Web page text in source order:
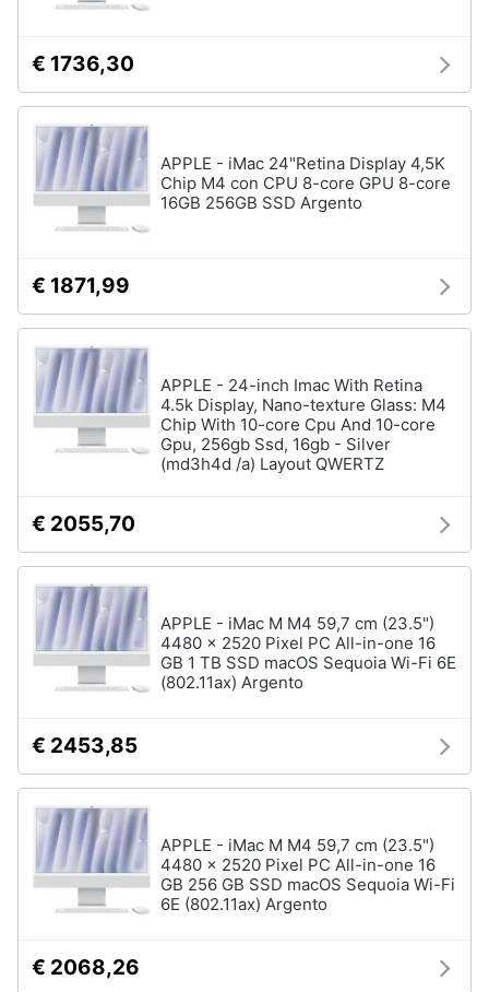
€ 1736,30
APPLE - iMac 24"Retina Display 4,5K
Chip M4 con CPU 8-core GPU 8-core
16GB 256GB SSD Argento
€ 1871,99
APPLE - 24-inch Imac With Retina
4.5k Display, Nano-texture Glass: M4
Chip With 10-core Cpu And 10-core
Gpu, 256gb Ssd, 16gb - Silver
(md3h4d /a) Layout QWERTZ
€ 2055,70
APPLE - iMac M M4 59,7 cm (23.5")
4480 x 2520 Pixel PC All-in-one 16
GB 1 TB SSD macOS Sequoia Wi-Fi 6E
(802.11ax) Argento
€ 2453,85
APPLE - iMac M M4 59,7 cm (23.5")
4480 x 2520 Pixel PC All-in-one 16
GB 256 GB SSD macOS Sequoia Wi-Fi
6E (802.11ax) Argento
€ 2068,26